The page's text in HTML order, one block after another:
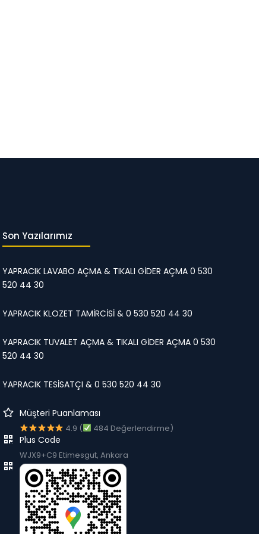
Son Yazılarımız
YAPRACIK LAVABO AÇMA & TIKALI GİDER AÇMA 0 530
520 44 30
YAPRACIK KLOZET TAMİRCİSİ & 0 530 520 44 30
YAPRACIK TUVALET AÇMA & TIKALI GİDER AÇMA 0 530
520 44 30
YAPRACIK TESİSATÇI & 0 530 520 44 30
Müşteri Puanlaması
4.9 ( 484 Değerlendirme)
Plus Code
WJX9+C9 Etimesgut, Ankara